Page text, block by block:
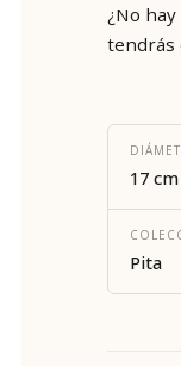
¿No
tendrás
17 cm
Pita